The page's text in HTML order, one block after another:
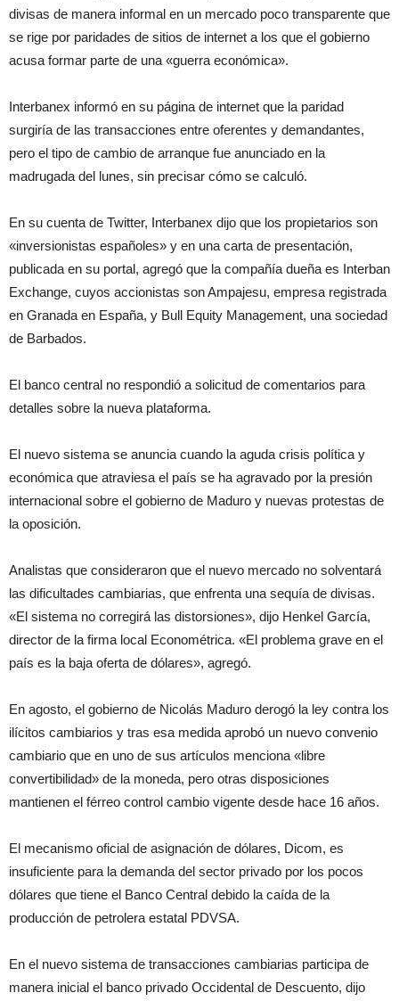
divisas de manera informal en un mercado poco transparente que
se rige por paridades de sitios de internet a los que el gobierno
acusa formar parte de una «guerra económica».
Interbanex informó en su página de internet que la paridad
surgiría de las transacciones entre oferentes y demandantes,
pero el tipo de cambio de arranque fue anunciado en la
madrugada del lunes, sin precisar cómo se calculó.
En su cuenta de Twitter, Interbanex dijo que los propietarios son
«inversionistas españoles» y en una carta de presentación,
publicada en su portal, agregó que la compañía dueña es Interban
Exchange, cuyos accionistas son Ampajesu, empresa registrada
en Granada en España, y Bull Equity Management, una sociedad
de Barbados.
El banco central no respondió a solicitud de comentarios para
detalles sobre la nueva plataforma.
El nuevo sistema se anuncia cuando la aguda crisis política y
económica que atraviesa el país se ha agravado por la presión
internacional sobre el gobierno de Maduro y nuevas protestas de
la oposición.
Analistas que consideraron que el nuevo mercado no solventará
las dificultades cambiarias, que enfrenta una sequía de divisas.
«El sistema no corregirá las distorsiones», dijo Henkel García,
director de la firma local Econométrica. «El problema grave en el
país es la baja oferta de dólares», agregó.
En agosto, el gobierno de Nicolás Maduro derogó la ley contra los
ilícitos cambiarios y tras esa medida aprobó un nuevo convenio
cambiario que en uno de sus artículos menciona «libre
convertibilidad» de la moneda, pero otras disposiciones
mantienen el férreo control cambio vigente desde hace 16 años.
El mecanismo oficial de asignación de dólares, Dicom, es
insuficiente para la demanda del sector privado por los pocos
dólares que tiene el Banco Central debido la caída de la
producción de petrolera estatal PDVSA.
En el nuevo sistema de transacciones cambiarias participa de
manera inicial el banco privado Occidental de Descuento, dijo